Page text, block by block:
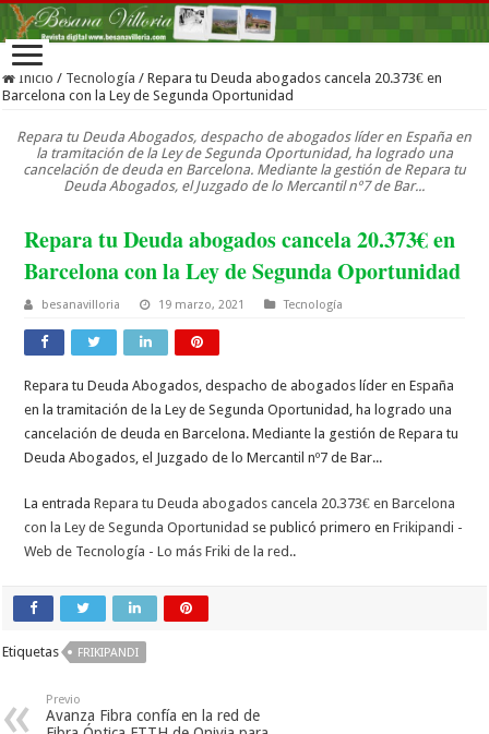
Inicio / Tecnología / Repara tu Deuda abogados cancela 20.373€ en
Barcelona con la Ley de Segunda Oportunidad
Repara tu Deuda Abogados, despacho de abogados líder en España en
la tramitación de la Ley de Segunda Oportunidad, ha logrado una
cancelación de deuda en Barcelona. Mediante la gestión de Repara tu
Deuda Abogados, el Juzgado de lo Mercantil nº7 de Bar...
Repara tu Deuda abogados cancela 20.373€ en
Barcelona con la Ley de Segunda Oportunidad
besanavilloria 19 marzo, 2021 Tecnología
Repara tu Deuda Abogados, despacho de abogados líder en España
en la tramitación de la Ley de Segunda Oportunidad, ha logrado una
cancelación de deuda en Barcelona. Mediante la gestión de Repara tu
Deuda Abogados, el Juzgado de lo Mercantil nº7 de Bar...
La entradaRepara tu Deuda abogados cancela 20.373€ en Barcelona
con la Ley de Segunda Oportunidad se publicó primero enFrikipandi -
Web de Tecnología - Lo más Friki de la red..
Etiquetas FRIKIPANDI
Previo
Avanza Fibra confía en la red de